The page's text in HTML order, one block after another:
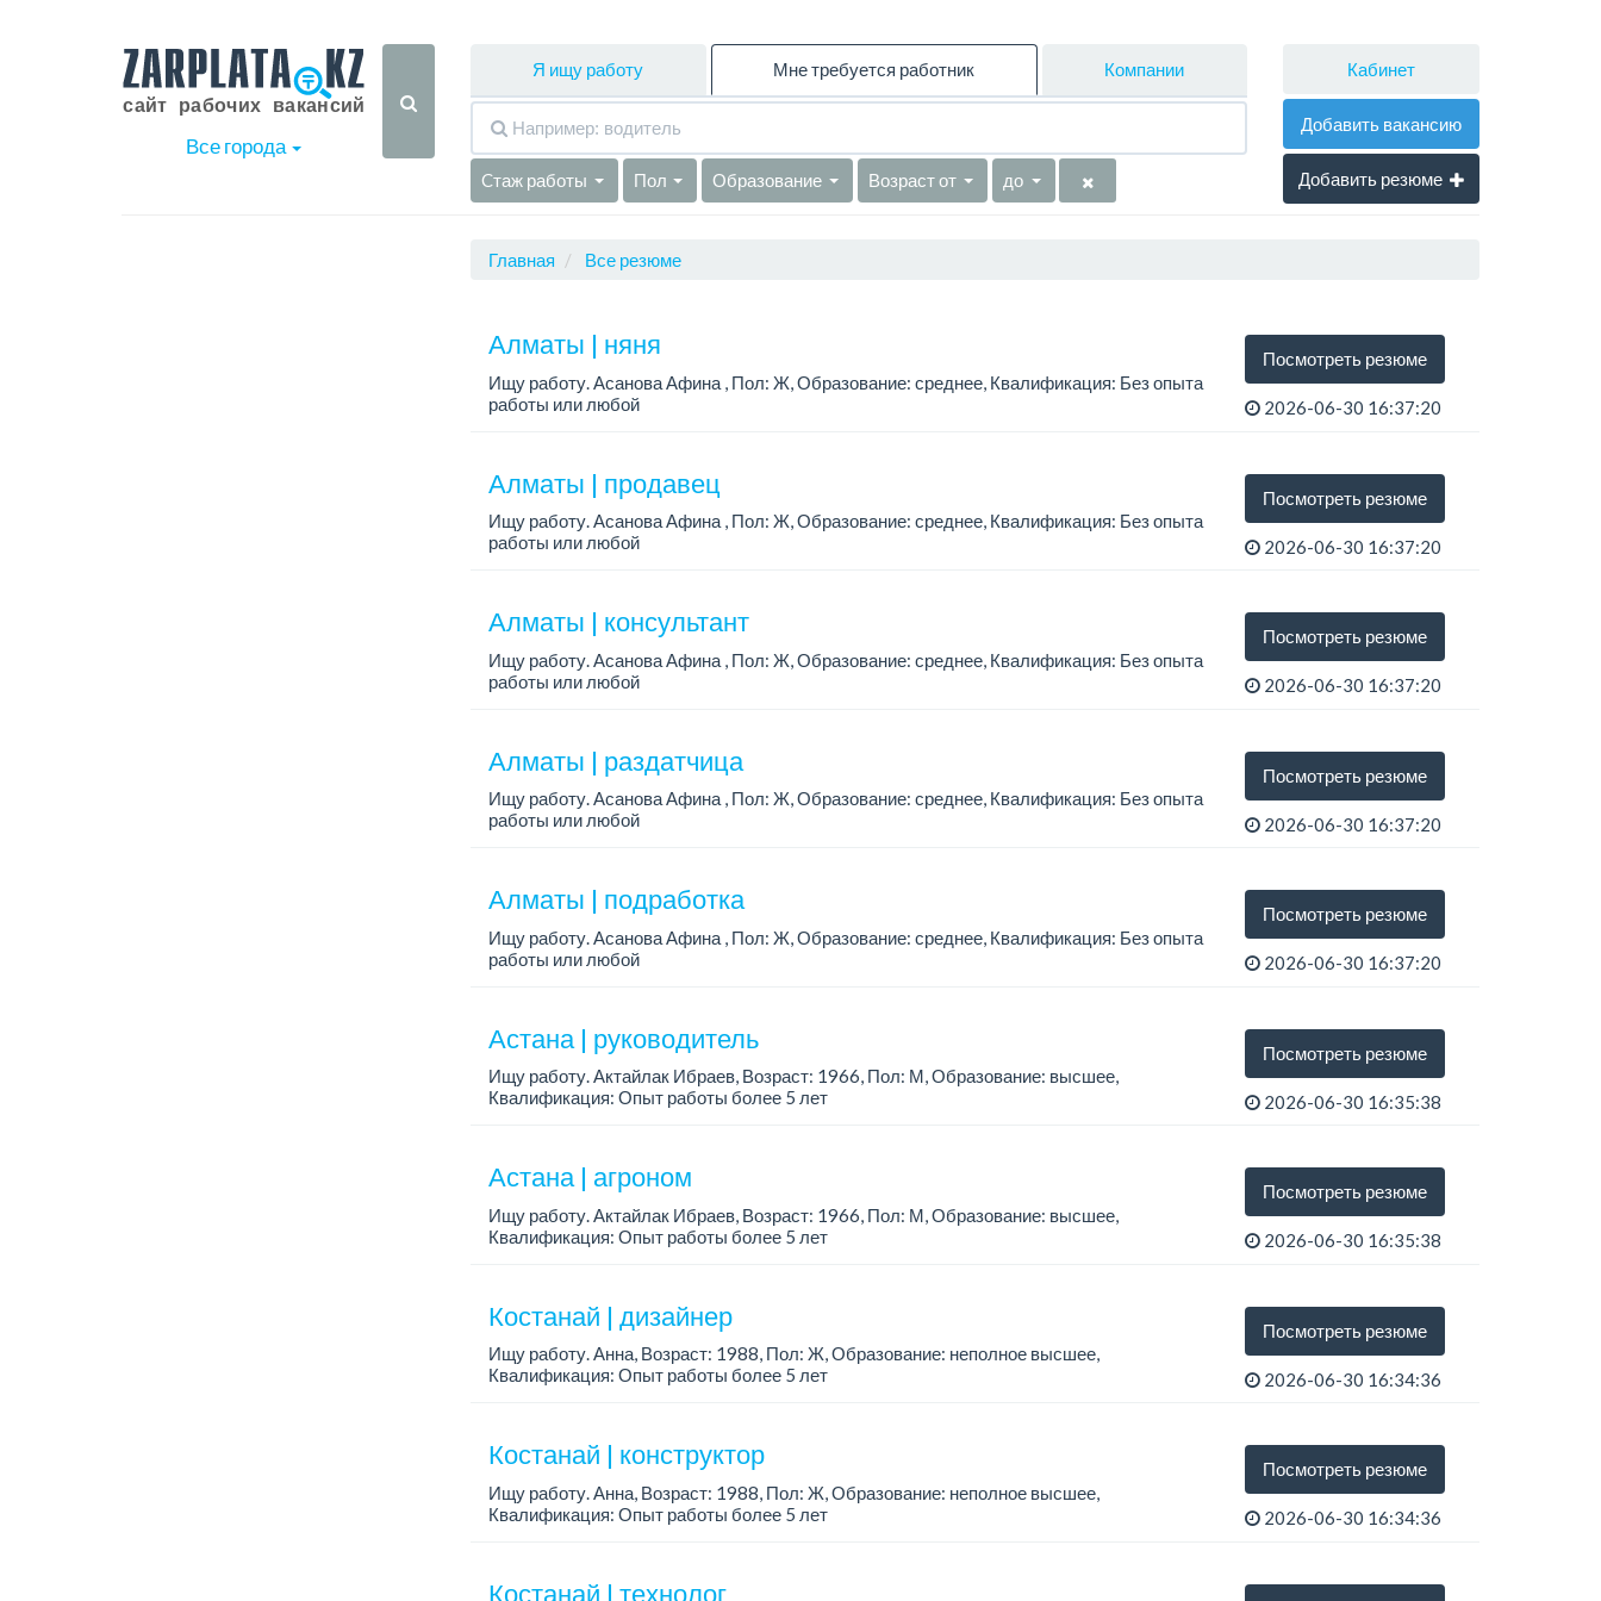
Все города
Я ищу работу Мне требуется работник Компании
Cтаж работы Пол Образование Возраст от до
Кабинет
Добавить вакансию
Добавить резюме
Главная Все резюме
Алматы | няня
Ищу работу. Асанова Афина , Пол: Ж, Образование: среднее, Квалификация: Без опыта
работы или любой
Посмотреть резюме
2026-06-30 16:37:20
Алматы | продавец
Ищу работу. Асанова Афина , Пол: Ж, Образование: среднее, Квалификация: Без опыта
работы или любой
Посмотреть резюме
2026-06-30 16:37:20
Алматы | консультант
Ищу работу. Асанова Афина , Пол: Ж, Образование: среднее, Квалификация: Без опыта
работы или любой
Посмотреть резюме
2026-06-30 16:37:20
Алматы | раздатчица
Ищу работу. Асанова Афина , Пол: Ж, Образование: среднее, Квалификация: Без опыта
работы или любой
Посмотреть резюме
2026-06-30 16:37:20
Алматы | подработка
Ищу работу. Асанова Афина , Пол: Ж, Образование: среднее, Квалификация: Без опыта
работы или любой
Посмотреть резюме
2026-06-30 16:37:20
Астана | руководитель
Ищу работу. Актайлак Ибраев, Возраст: 1966, Пол: М, Образование: высшее,
Квалификация: Опыт работы более 5 лет
Посмотреть резюме
2026-06-30 16:35:38
Астана | агроном
Ищу работу. Актайлак Ибраев, Возраст: 1966, Пол: М, Образование: высшее,
Квалификация: Опыт работы более 5 лет
Посмотреть резюме
2026-06-30 16:35:38
Костанай | дизайнер
Ищу работу. Анна, Возраст: 1988, Пол: Ж, Образование: неполное высшее,
Квалификация: Опыт работы более 5 лет
Посмотреть резюме
2026-06-30 16:34:36
Костанай | конструктор
Ищу работу. Анна, Возраст: 1988, Пол: Ж, Образование: неполное высшее,
Квалификация: Опыт работы более 5 лет
Посмотреть резюме
2026-06-30 16:34:36
Костанай | технолог